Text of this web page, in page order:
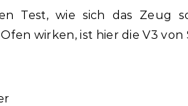
Test, wie sich das Zeug
wirken, ist hier die V3 von